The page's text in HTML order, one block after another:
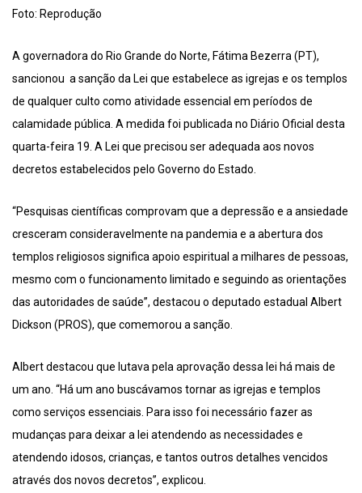
Foto: Reprodução
A governadora do Rio Grande do Norte, Fátima Bezerra (PT),
sancionou a sanção da Lei que estabelece as igrejas e os templos
de qualquer culto como atividade essencial em períodos de
calamidade pública. A medida foi publicada no Diário Oficial desta
quarta-feira 19. A Lei que precisou ser adequada aos novos
decretos estabelecidos pelo Governo do Estado.
“Pesquisas científicas comprovam que a depressão e a ansiedade
cresceram consideravelmente na pandemia e a abertura dos
templos religiosos significa apoio espiritual a milhares de pessoas,
mesmo com o funcionamento limitado e seguindo as orientações
das autoridades de saúde”, destacou o deputado estadual Albert
Dickson (PROS), que comemorou a sanção.
Albert destacou que lutava pela aprovação dessa lei há mais de
um ano. “Há um ano buscávamos tornar as igrejas e templos
como serviços essenciais. Para isso foi necessário fazer as
mudanças para deixar a lei atendendo as necessidades e
atendendo idosos, crianças, e tantos outros detalhes vencidos
através dos novos decretos”, explicou.